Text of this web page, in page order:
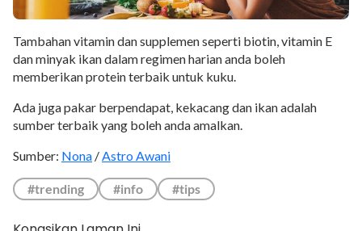
Tambahan vitamin dan supplemen seperti biotin, vitamin E
dan minyak ikan dalam regimen harian anda boleh
memberikan protein terbaik untuk kuku.
Ada juga pakar berpendapat, kekacang dan ikan adalah
sumber terbaik yang boleh anda amalkan.
Sumber: Nona /Astro Awani
#trending #info #tips